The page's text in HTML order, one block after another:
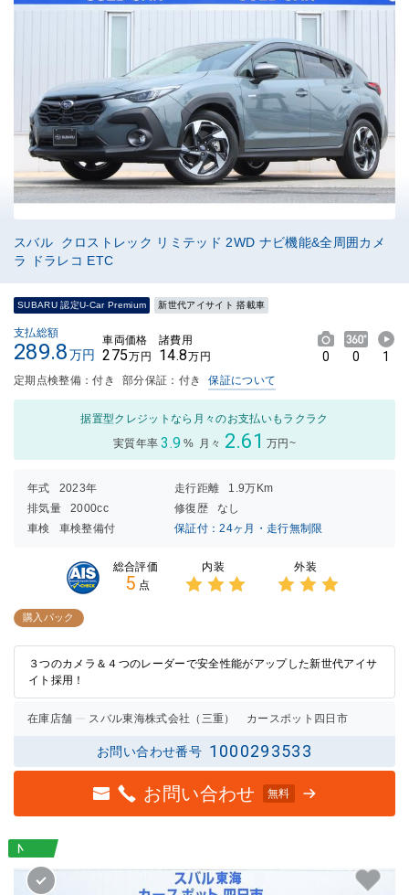
スバル クロストレック リミテッド 2WD ナビ機能&全周囲カメ
ラ ドラレコ ETC
SUBARU 認定U-Car Premium 新世代アイサイト 搭載車
支払総額
289.8万円
車両価格
275万円
諸費用
14.8万円 0 0 1
定期点検整備：付き 部分保証：付き 保証について
据置型クレジットなら月々のお支払いもラクラク
実質年率 3.9 % 月々 2.61 万円~
年式 2023年 走行距離
1.9万Km
排気量
2000cc 修復歴
なし
車検
車検整備付 保証付：24ヶ月・走行無制限
総合評価
5 点
内装 外装
購入パック
３つのカメラ＆４つのレーダーで安全性能がアップした新世代アイサ
イト採用！
在庫店舗 スバル東海株式会社（三重） カースポット四日市
お問い合わせ番号 1000293533
お問い合わせ 無料